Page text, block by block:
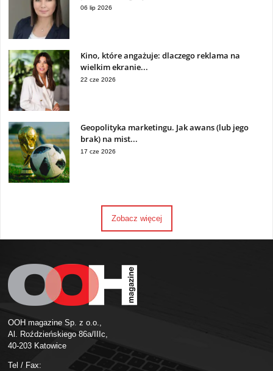
06 lip 2026
Kino, które angażuje: dlaczego reklama na
wielkim ekranie...
22 cze 2026
Geopolityka marketingu. Jak awans (lub jego
brak) na mist...
17 cze 2026
Zobacz więcej
OOH magazine Sp. z o.o.,
Al. Roździeńskiego 86a/IIIc,
40-203 Katowice
Tel / Fax: